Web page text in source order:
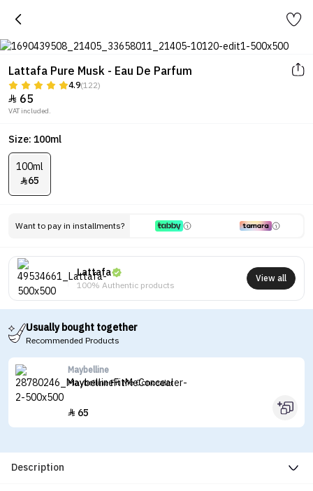
Lattafa Pure Musk - Eau De Parfum
4.9(122)
 65
VAT included.
Size: 100ml
100ml
65
Want to pay in installments?
Lattafa
100% Authentic products
View all
Usually bought together
Recommended Products
Maybelline
Maybelline Fit Me Concealer
 65
Description